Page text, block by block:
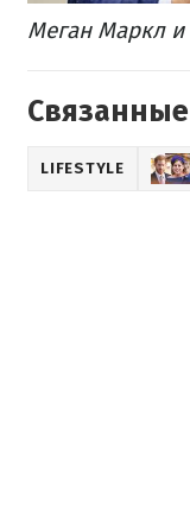
Меган Маркл
LIFESTYLE